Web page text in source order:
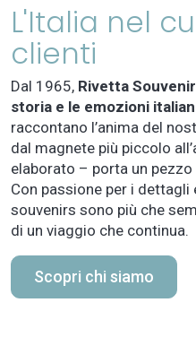
L'Italia nel
clienti
Dal 1965, Rivetta
storia e le emozioni
raccontano l’anima del
dal magnete più piccolo
elaborato – porta un
Con passione per i
souvenirs sono più che
di un viaggio che continua.
Scopri chi siamo